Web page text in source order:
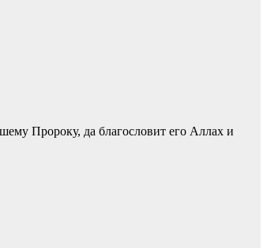
Пророку, да благословит его Аллах и